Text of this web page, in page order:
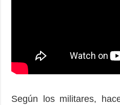
Según los militares,